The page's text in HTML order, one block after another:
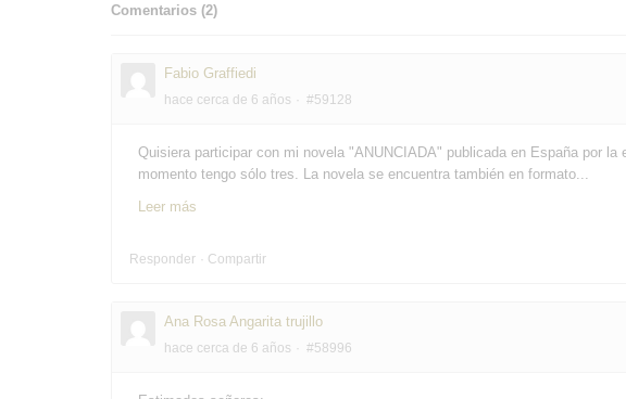
Comentarios (2)
Fabio Graffiedi
hace cerca de 6 años #59128
Quisiera participar con mi novela "ANUNCIADA" publicada en España por
momento tengo sólo tres. La novela se encuentra también en formato...
Leer más
Responder Compartir
Ana Rosa Angarita trujillo
hace cerca de 6 años #58996